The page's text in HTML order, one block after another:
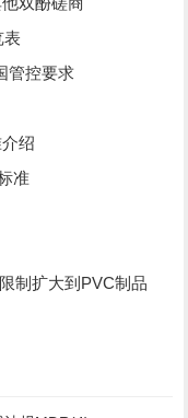
表
管控要求
绍
准
制扩大到PVC制品